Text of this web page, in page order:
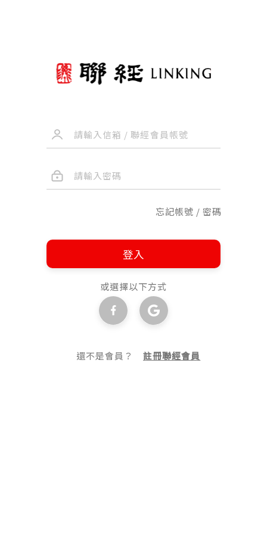
忘記帳號 / 密碼
登入
或選擇以下方式
還不是會員？註冊聯經會員